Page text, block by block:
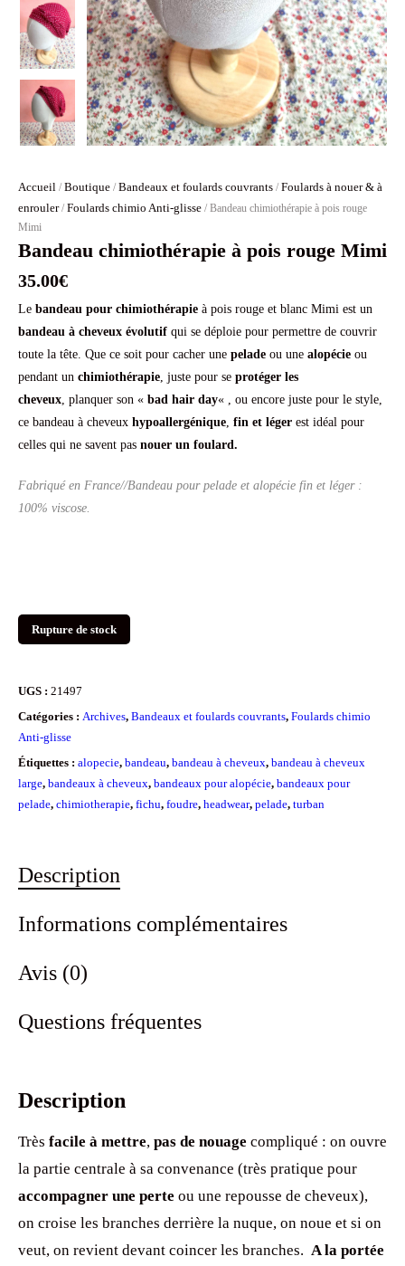
Accueil / Boutique / Bandeaux et foulards couvrants / Foulards à nouer & à
enrouler/ Foulards chimio Anti-glisse / Bandeau chimiothérapie à pois rouge
Mimi
Bandeau chimiothérapie à pois rouge Mimi
35.00€
Le bandeau pour chimiothérapie à pois rouge et blanc Mimi est un
bandeau à cheveux évolutif qui se déploie pour permettre de couvrir
toute la tête. Que ce soit pour cacher une pelade ou une alopécie ou
pendant un chimiothérapie , juste pour se protéger les
cheveux , planquer son « bad hair day« , ou encore juste pour le style,
ce bandeau à cheveux hypoallergénique fin et léger est idéal pour
celles qui ne savent pas nouer un foulard.
Fabriqué en France//Bandeau pour pelade et alopécie fin et léger :
100% viscose.
Rupture de stock
UGS : 21497
Catégories : Archives, Bandeaux et foulards couvrants, Foulards chimio
Anti-glisse
Étiquettes : alopecie, bandeau, bandeau à cheveux, bandeau à cheveux
large, bandeaux à cheveux, bandeaux pour alopécie, bandeaux pour
pelade, chimiotherapie, fichu, foudre, headwear, pelade, turban
Description
Informations complémentaires
Avis (0)
Questions fréquentes
Description
Très facile à mettre, pas de nouage compliqué : on ouvre
la partie centrale à sa convenance (très pratique pour
accompagner une perte ou une repousse de cheveux),
on croise les branches derrière la nuque, on noue et si on
veut, on revient devant coincer les branches. A la portée